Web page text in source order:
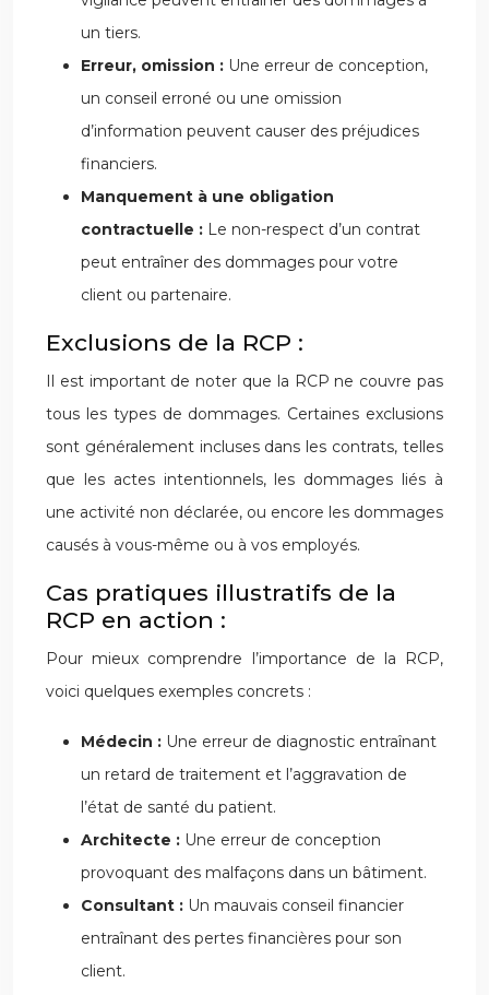
un tiers.
Erreur, omission : Une erreur de conception,
un conseil erroné ou une omission
d’information peuvent causer des préjudices
financiers.
Manquement à une obligation
contractuelle : Le non-respect d’un contrat
peut entraîner des dommages pour votre
client ou partenaire.
Exclusions de la RCP :
Il est important de noter que la RCP ne couvre pas
tous les types de dommages. Certaines exclusions
sont généralement incluses dans les contrats, telles
que les actes intentionnels, les dommages liés à
une activité non déclarée, ou encore les dommages
causés à vous-même ou à vos employés.
Cas pratiques illustratifs de la
RCP en action :
Pour mieux comprendre l’importance de la RCP,
voici quelques exemples concrets :
Médecin : Une erreur de diagnostic entraînant
un retard de traitement et l’aggravation de
l’état de santé du patient.
Architecte : Une erreur de conception
provoquant des malfaçons dans un bâtiment.
Consultant : Un mauvais conseil financier
entraînant des pertes financières pour son
client.